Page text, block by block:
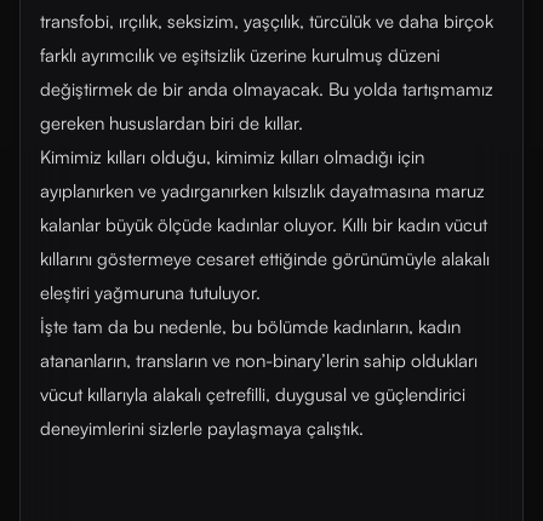
transfobi, ırçılık, seksizim, yaşçılık, türcülük ve daha birçok
farklı ayrımcılık ve eşitsizlik üzerine kurulmuş düzeni
değiştirmek de bir anda olmayacak. Bu yolda tartışmamız
gereken hususlardan biri de kıllar.
Kimimiz kılları olduğu, kimimiz kılları olmadığı için
ayıplanırken ve yadırganırken kılsızlık dayatmasına maruz
kalanlar büyük ölçüde kadınlar oluyor. Kıllı bir kadın vücut
kıllarını göstermeye cesaret ettiğinde görünümüyle alakalı
eleştiri yağmuruna tutuluyor.
İşte tam da bu nedenle, bu bölümde kadınların, kadın
atananların, transların ve non-binary’lerin sahip oldukları
vücut kıllarıyla alakalı çetrefilli, duygusal ve güçlendirici
deneyimlerini sizlerle paylaşmaya çalıştık.